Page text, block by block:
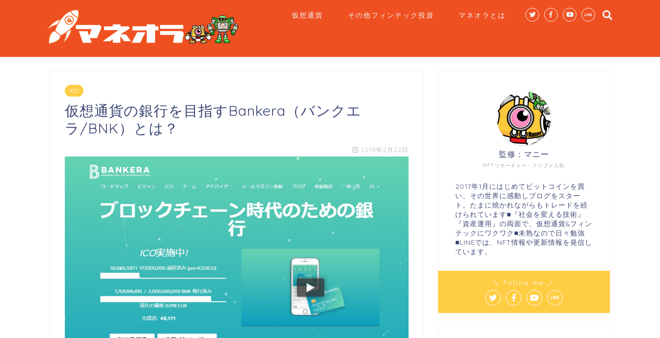
仮想通貨 その他フィンテック投資 マネオラとは
ICO
仮想通貨の銀行を目指すBankera（バンクエ
ラ/BNK）とは？
2018年2月22日
NFTリサーチャー・クリプト人柱
監修：マニー
2017年1月にはじめてビットコインを買
い、その世界に感動しブログをスター
ト。たまに焼かれながらもトレードを続
けられています■『社会を変える技術』
『資産運用』の両面で、仮想通貨&フィン
テックにワクワク■未熟なので日々勉強
■LINEでは、NFT情報や更新情報を発信し
ています。
＼ Follow me ／